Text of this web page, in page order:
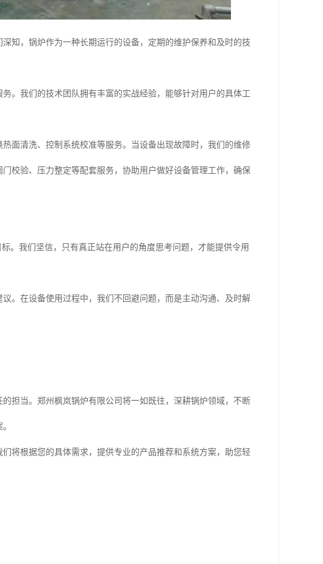
知，锅炉作为一种长期运行的设备，定期的维护保养和及时的技
。我们的技术团队拥有丰富的实战经验，能够针对用户的具体工
面清洗、控制系统校准等服务。当设备出现故障时，我们的维修
校验、压力整定等配套服务，协助用户做好设备管理工作，确保
。我们坚信，只有真正站在用户的角度思考问题，才能提供令用
。在设备使用过程中，我们不回避问题，而是主动沟通、及时解
担当。郑州枫岚锅炉有限公司将一如既往，深耕锅炉领域，不断
将根据您的具体需求，提供专业的产品推荐和系统方案，助您轻